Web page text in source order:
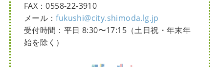
FAX：0558-22-3910
メール：fukushi@city.shimoda.lg.jp
受付時間：平日 8:30〜17:15（土日祝・年末年
始を除く）